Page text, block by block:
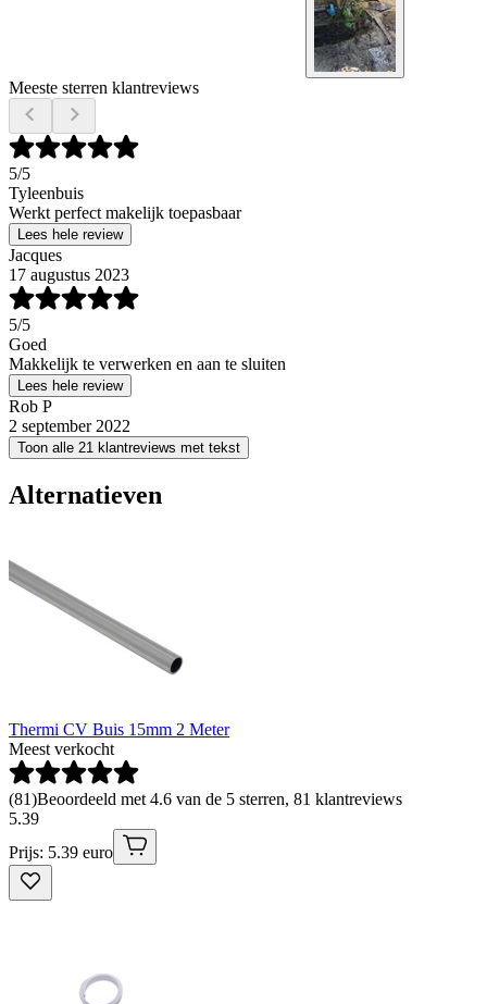
Meeste sterren klantreviews
5/5
Tyleenbuis
Werkt perfect makelijk toepasbaar
Lees hele review
Jacques
17 augustus 2023
5/5
Goed
Makkelijk te verwerken en aan te sluiten
Lees hele review
Rob P
2 september 2022
Toon alle 21 klantreviews met tekst
Alternatieven
Thermi CV Buis 15mm 2 Meter
Meest verkocht
(81)Beoordeeld met 4.6 van de 5 sterren, 81 klantreviews
5.39
Prijs: 5.39 euro